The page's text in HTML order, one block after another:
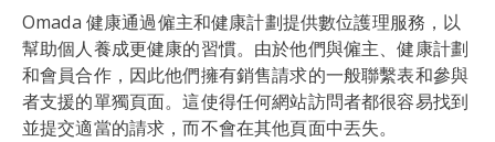
Omada 健康通過僱主和健康計劃提供數位護理服務，以
幫助個人養成更健康的習慣。由於他們與僱主、健康計劃
和會員合作，因此他們擁有銷售請求的一般聯繫表和參與
者支援的單獨頁面。這使得任何網站訪問者都很容易找到
並提交適當的請求，而不會在其他頁面中丟失。